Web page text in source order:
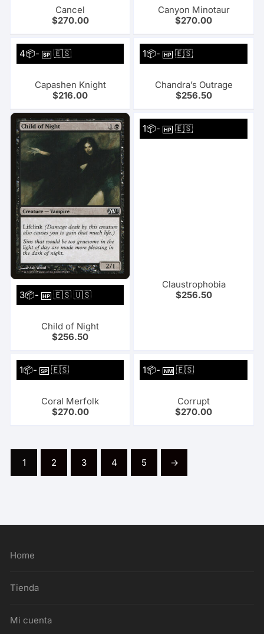
Cancel
$270.00
Canyon Minotaur
$270.00
4📦-SP 🇪🇸
Capashen Knight
$216.00
1📦-HP 🇪🇸
Chandra’s Outrage
$256.50
3📦-HP 🇪🇸 🇺🇸
Child of Night
$256.50
1📦-HP 🇪🇸
Claustrophobia
$256.50
1📦-SP 🇪🇸
Coral Merfolk
$270.00
1📦-NM 🇪🇸
Corrupt
$270.00
1 2 3 4 5 →
Home
Tienda
Mi cuenta